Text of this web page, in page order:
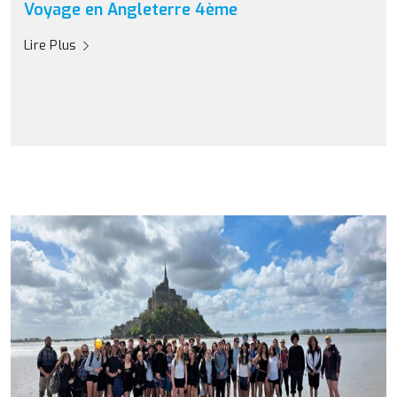
Voyage en Angleterre 4ème
Lire Plus